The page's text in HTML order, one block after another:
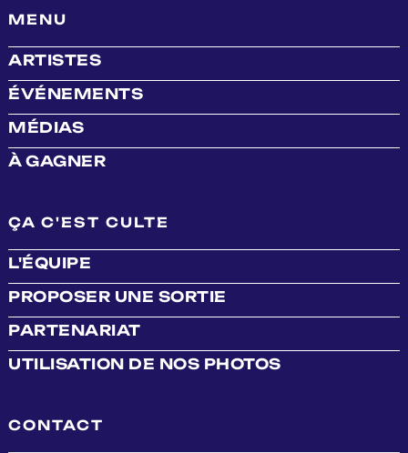
MENU
ARTISTES
ÉVÉNEMENTS
MÉDIAS
À GAGNER
ÇA C'EST CULTE
L'ÉQUIPE
PROPOSER UNE SORTIE
PARTENARIAT
UTILISATION DE NOS PHOTOS
CONTACT